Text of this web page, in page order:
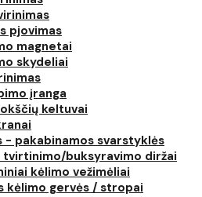
pjovimas
magnetai
skydeliai
įranga
keltuvai
- pakabinamos svarstyklės
tvirtinimo/buksyravimo diržai
kėlimo vežimėliai
kėlimo gervės / stropai